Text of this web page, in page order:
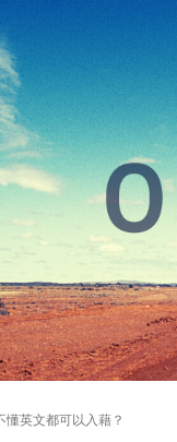
英文都可以入藉？